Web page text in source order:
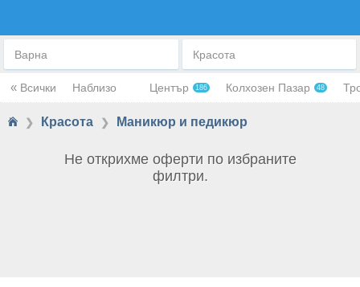
Варна Красота
« Всички Наблизо Център 186 Колхозен Пазар 48
❯ Красота ❯ Маникюр и педикюр
Не открихме оферти по избраните
филтри.